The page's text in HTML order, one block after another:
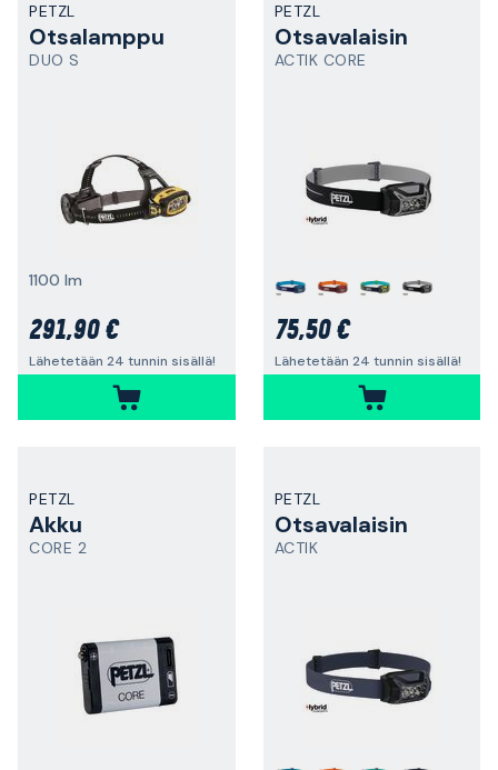
PETZL
Otsalamppu
DUO S
1100 lm
291,90 €
Lähetetään 24 tunnin sisällä!
PETZL
Otsavalaisin
ACTIK CORE
75,50 €
Lähetetään 24 tunnin sisällä!
PETZL
Akku
CORE 2
PETZL
Otsavalaisin
ACTIK